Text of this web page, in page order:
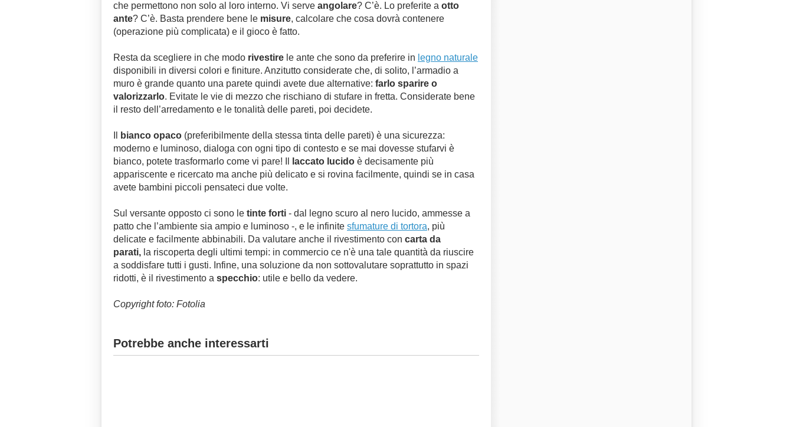
che permettono non solo al loro interno. Vi serve angolare? C’è. Lo preferite a otto
ante? C’è. Basta prendere bene le misure, calcolare che cosa dovrà contenere
(operazione più complicata) e il gioco è fatto.
Resta da scegliere in che modo rivestire le ante che sono da preferire in legno naturale
disponibili in diversi colori e finiture. Anzitutto considerate che, di solito, l’armadio a
muro è grande quanto una parete quindi avete due alternative: farlo sparire o
valorizzarlo. Evitate le vie di mezzo che rischiano di stufare in fretta. Considerate bene
il resto dell’arredamento e le tonalità delle pareti, poi decidete.
bianco opaco (preferibilmente della stessa tinta delle pareti) è una sicurezza:
moderno e luminoso, dialoga con ogni tipo di contesto e se mai dovesse stufarvi è
bianco, potete trasformarlo come vi pare! Il
laccato lucido è decisamente più
appariscente e ricercato ma anche più delicato e si rovina facilmente, quindi se in casa
avete bambini piccoli pensateci due volte.
Sul versante opposto ci sono le tinte forti - dal legno scuro al nero lucido, ammesse a
patto che l’ambiente sia ampio e luminoso -, e le infinite sfumature di tortora, più
delicate e facilmente abbinabili. Da valutare anche il rivestimento con carta da
parati, la riscoperta degli ultimi tempi: in commercio ce n'è una tale quantità da riuscire
a soddisfare tutti i gusti. Infine, una soluzione da non sottovalutare soprattutto in spazi
ridotti, è il rivestimento a specchio: utile e bello da vedere.
Copyright foto: Fotolia
Potrebbe anche interessarti